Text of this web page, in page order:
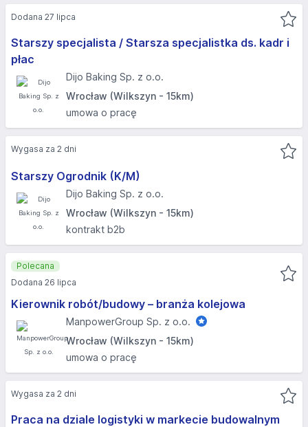
Starszy specjalista / Starsza specjalistka ds. kadr i
płac
Dijo Baking Sp. z o.o.
Wrocław (Wilkszyn - 15km)
umowa o pracę
Dodana 27 lipca
Starszy Ogrodnik (K/M)
Dijo Baking Sp. z o.o.
Wrocław (Wilkszyn - 15km)
kontrakt b2b
Wygasa za 2 dni
Kierownik robót/budowy – branża kolejowa
ManpowerGroup Sp. z o.o.
Wrocław (Wilkszyn - 15km)
umowa o pracę
Polecana
Dodana 26 lipca
Praca na dziale logistyki w markecie budowalnym
Wygasa za 2 dni